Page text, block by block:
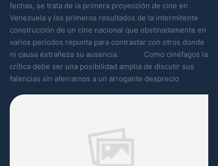
fechas, se trata de la primera proyección de cine en
Venezuela y los primeros resultados de la intermitente
construcción de un cine nacional que obstinadamente en
varios períodos repunta para contrastar con otros donde
ni causa extrañeza su ausencia. Como cinéfagos la
crítica debe ser una posibilidad amplia de discutir sus
falencias sin aferrarnos a un arrogante desprecio